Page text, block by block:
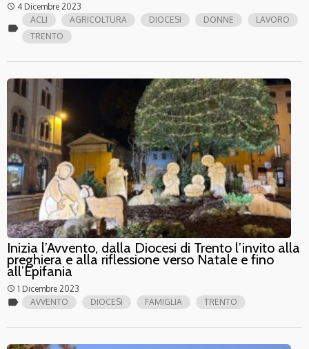
access_time 4 Dicembre 2023
label
ACLI AGRICOLTURA DIOCESI DONNE
LAVORO
TRENTO
Inizia l’Avvento, dalla Diocesi di Trento l’invito alla
preghiera e alla riflessione verso Natale e fino
all’Epifania
access_time 1 Dicembre 2023
label AVVENTO DIOCESI FAMIGLIA TRENTO